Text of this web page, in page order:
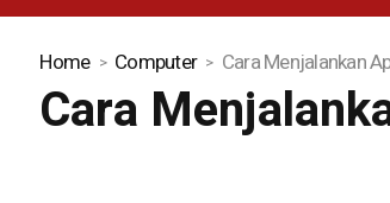
Home Computer Cara Menjalankan
Cara